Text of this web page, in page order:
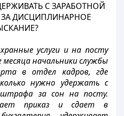
С ЗАРАБОТНОЙ
ДИСЦИПЛИНАРНОЕ
услуги и на посту
месяца начальники службы
в отдел кадров, где
нужно удержать с
за сон на посту.
приказ и сдает в